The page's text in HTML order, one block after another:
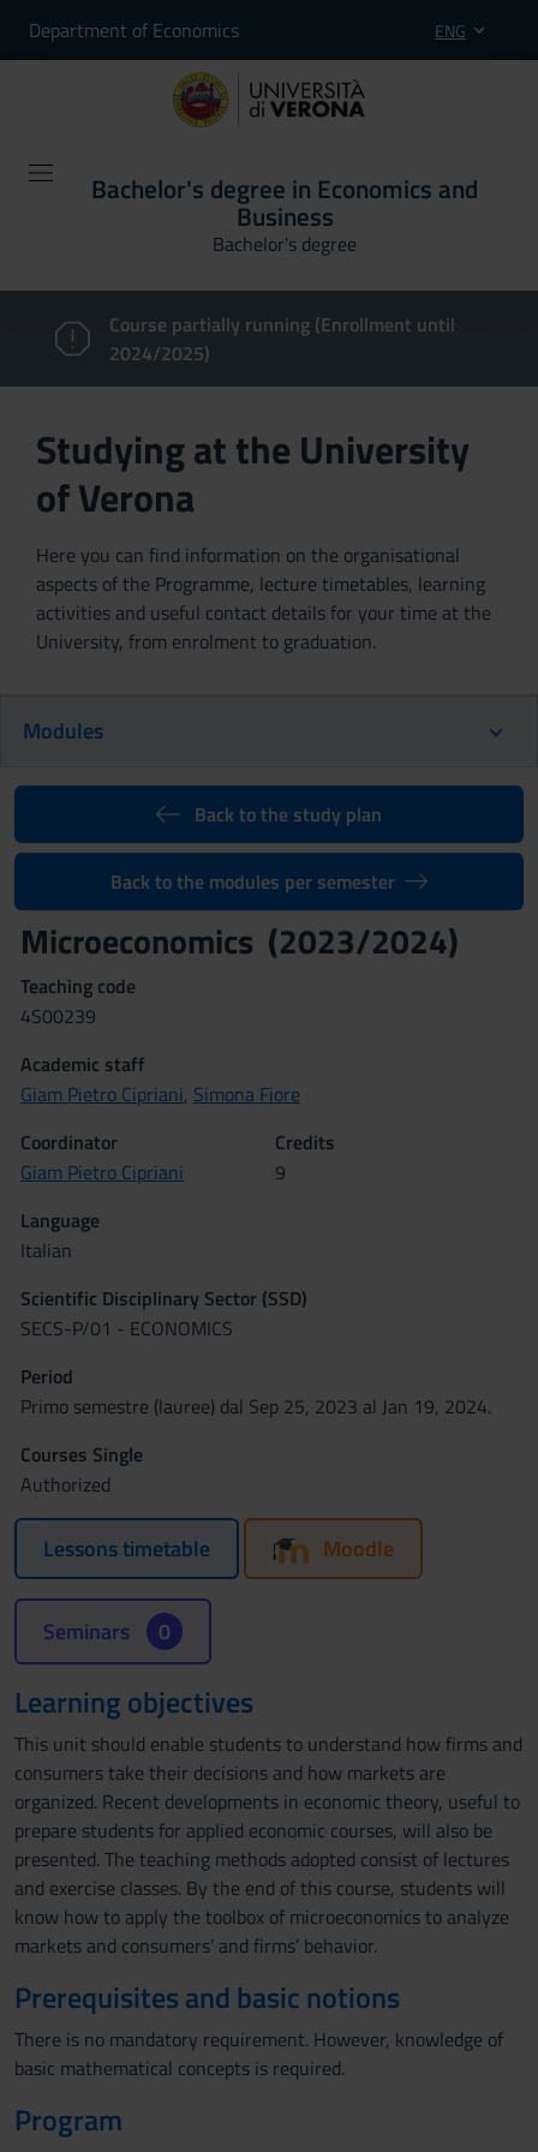
Department of Economics ENG
Bachelor's degree in Economics and
Business
Bachelor's degree
Course partially running (Enrollment until
2024/2025)
Studying at the University
of Verona
Here you can find information on the organisational
aspects of the Programme, lecture timetables, learning
activities and useful contact details for your time at the
University, from enrolment to graduation.
Modules
Back to the study plan
Back to the modules per semester
Microeconomics (2023/2024)
Teaching code
4S00239
Academic staff
Giam Pietro Cipriani, Simona Fiore
Coordinator
Giam Pietro Cipriani
Credits
9
Language
Italian
Scientific Disciplinary Sector (SSD)
SECS-P/01 - ECONOMICS
Period
Primo semestre (lauree) dal Sep 25, 2023 al Jan 19, 2024.
Courses Single
Authorized
Lessons timetable Moodle
Seminars 0
Learning objectives
This unit should enable students to understand how firms and
consumers take their decisions and how markets are
organized. Recent developments in economic theory, useful to
prepare students for applied economic courses, will also be
presented. The teaching methods adopted consist of lectures
and exercise classes. By the end of this course, students will
know how to apply the toolbox of microeconomics to analyze
markets and consumers’ and firms’ behavior.
Prerequisites and basic notions
There is no mandatory requirement. However, knowledge of
basic mathematical concepts is required.
Program